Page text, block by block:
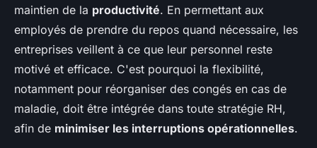
maintien de la productivité. En permettant aux
employés de prendre du repos quand nécessaire, les
entreprises veillent à ce que leur personnel reste
motivé et efficace. C'est pourquoi la flexibilité,
notamment pour réorganiser des congés en cas de
maladie, doit être intégrée dans toute stratégie RH,
afin de minimiser les interruptions opérationnelles.